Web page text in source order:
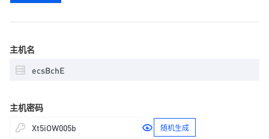
主机名
主机密码
随机生成